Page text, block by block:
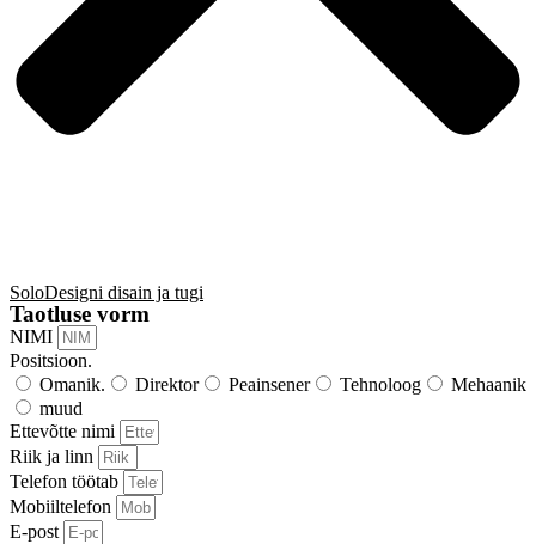
SoloDesigni disain ja tugi
Taotluse vorm
NIMI
Positsioon.
Omanik.
Direktor Peainsener Tehnoloog
Mehaanik
muud
Ettevõtte nimi
Riik ja linn
Telefon töötab
Mobiiltelefon
E-post